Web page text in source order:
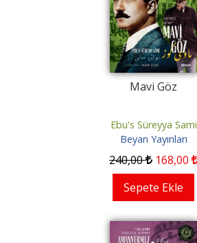
Mavi Göz
Ebu's Süreyya Sami
Beyan Yayınları
240,00 168,00
Sepete Ekle